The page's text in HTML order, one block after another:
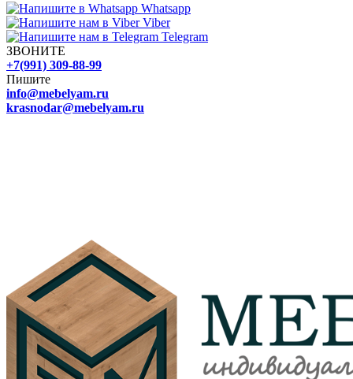
Whatsapp
Viber
Telegram
ЗВОНИТЕ
+7(991) 309-88-99
Пишите
info@mebelyam.ru
krasnodar@mebelyam.ru